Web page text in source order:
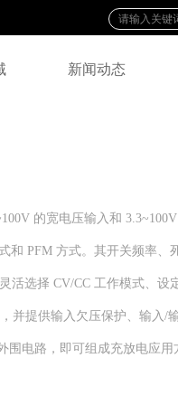
新闻动态
的宽电压输入和
和 PFM 方式。其开关频率、
活选择 CV/CC 工作模式、设
并提供输入欠压保护、输入/
电路，即可组成充放电应用